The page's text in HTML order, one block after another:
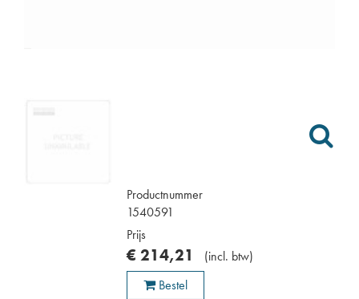
Productnummer
1540591
Prijs
€ 214,21 (incl. btw)
Bestel